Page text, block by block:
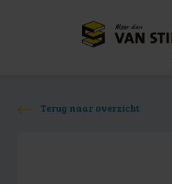
Meer dan
Terug naar overzicht